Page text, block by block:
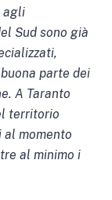
agli
Sud sono già
parte dei
A Taranto
territorio
momento
al minimo i